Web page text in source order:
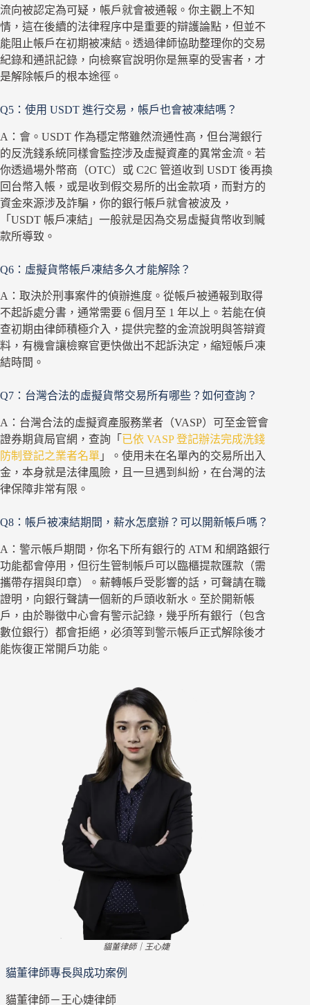
流向被認定為可疑，帳戶就會被通報。你主觀上不知
情，這在後續的法律程序中是重要的辯護論點，但並不
能阻止帳戶在初期被凍結。透過律師協助整理你的交易
紀錄和通訊記錄，向檢察官說明你是無辜的受害者，才
是解除帳戶的根本途徑。
Q5：使用 USDT 進行交易，帳戶也會被凍結嗎？
A：會。USDT 作為穩定幣雖然流通性高，但台灣銀行
的反洗錢系統同樣會監控涉及虛擬資產的異常金流。若
你透過場外幣商（OTC）或 C2C 管道收到 USDT 後再換
回台幣入帳，或是收到假交易所的出金款項，而對方的
資金來源涉及詐騙，你的銀行帳戶就會被波及，
「USDT 帳戶凍結」一般就是因為交易虛擬貨幣收到贓
款所導致。
Q6：虛擬貨幣帳戶凍結多久才能解除？
A：取決於刑事案件的偵辦進度。從帳戶被通報到取得
不起訴處分書，通常需要 6 個月至 1 年以上。若能在偵
查初期由律師積極介入，提供完整的金流說明與答辯資
料，有機會讓檢察官更快做出不起訴決定，縮短帳戶凍
結時間。
Q7：台灣合法的虛擬貨幣交易所有哪些？如何查詢？
A：台灣合法的虛擬資產服務業者（VASP）可至金管會
證券期貨局官網，查詢「 已依 VASP 登記辦法完成洗錢
防制登記之業者名單 」。使用未在名單內的交易所出入
金，本身就是法律風險，且一旦遇到糾紛，在台灣的法
律保障非常有限。
Q8：帳戶被凍結期間，薪水怎麼辦？可以開新帳戶嗎？
A：警示帳戶期間，你名下所有銀行的 ATM 和網路銀行
功能都會停用，但衍生管制帳戶可以臨櫃提款匯款（需
攜帶存摺與印章）。薪轉帳戶受影響的話，可聲請在職
證明，向銀行聲請一個新的戶頭收新水。至於開新帳
戶，由於聯徵中心會有警示記錄，幾乎所有銀行（包含
數位銀行）都會拒絕，必須等到警示帳戶正式解除後才
能恢復正常開戶功能。
貓董律師｜王心婕
貓董律師專長與成功案例
貓董律師－王心婕律師